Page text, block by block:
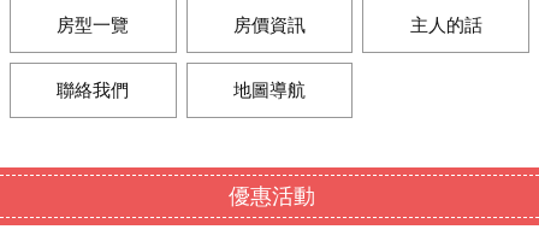
房型一覽 房價資訊 主人的話
聯絡我們 地圖導航
優惠活動